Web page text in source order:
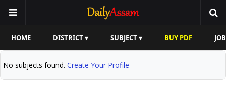
HOME DISTRICT ▾ SUBJECT ▾ BUY PDF
No subjects found. Create Your Profile